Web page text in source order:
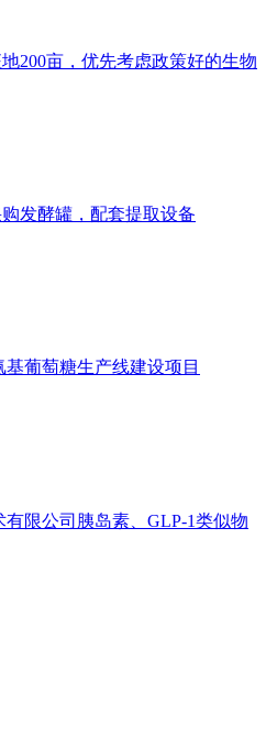
200亩，优先考虑政策好的生物
发酵罐，配套提取设备
葡萄糖生产线建设项目
限公司胰岛素、GLP-1类似物